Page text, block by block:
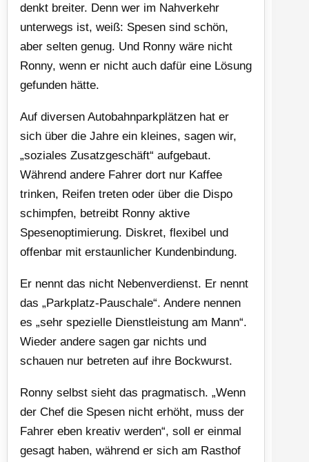
denkt breiter. Denn wer im Nahverkehr
unterwegs ist, weiß: Spesen sind schön,
aber selten genug. Und Ronny wäre nicht
Ronny, wenn er nicht auch dafür eine Lösung
gefunden hätte.
Auf diversen Autobahnparkplätzen hat er
sich über die Jahre ein kleines, sagen wir,
„soziales Zusatzgeschäft“ aufgebaut.
Während andere Fahrer dort nur Kaffee
trinken, Reifen treten oder über die Dispo
schimpfen, betreibt Ronny aktive
Spesenoptimierung. Diskret, flexibel und
offenbar mit erstaunlicher Kundenbindung.
Er nennt das nicht Nebenverdienst. Er nennt
das „Parkplatz-Pauschale“. Andere nennen
es „sehr spezielle Dienstleistung am Mann“.
Wieder andere sagen gar nichts und
schauen nur betreten auf ihre Bockwurst.
Ronny selbst sieht das pragmatisch. „Wenn
der Chef die Spesen nicht erhöht, muss der
Fahrer eben kreativ werden“, soll er einmal
gesagt haben, während er sich am Rasthof